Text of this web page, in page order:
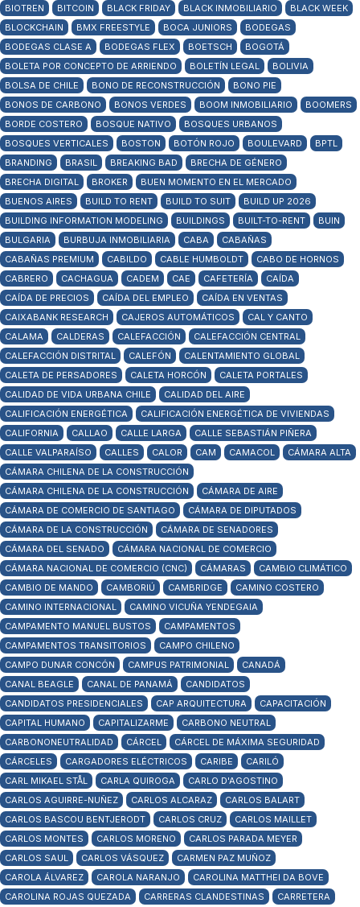
BIOTREN BITCOIN BLACK FRIDAY BLACK INMOBILIARIO
BLACK WEEK
BLOCKCHAIN
BMX FREESTYLE BOCA JUNIORS
BODEGAS
BODEGAS CLASE A
BODEGAS FLEX BOETSCH
BOGOTÁ
BOLETA POR CONCEPTO DE ARRIENDO
BOLETÍN LEGAL
BOLIVIA
BOLSA DE CHILE
BONO DE RECONSTRUCCIÓN
BONO PIE
BONOS DE CARBONO
BONOS VERDES BOOM INMOBILIARIO
BOOMERS
BORDE COSTERO
BOSQUE NATIVO
BOSQUES URBANOS
BOSQUES VERTICALES
BOSTON BOTÓN ROJO BOULEVARD
BPTL
BRANDING
BRASIL BREAKING BAD
BRECHA DE GÉNERO
BRECHA DIGITAL
BROKER
BUEN MOMENTO EN EL MERCADO
BUENOS AIRES
BUILD TO RENT BUILD TO SUIT
BUILD UP 2026
BUILDING INFORMATION MODELING
BUILDINGS BUILT-TO-RENT
BUIN
BULGARIA
BURBUJA INMOBILIARIA CABA
CABAÑAS
CABAÑAS PREMIUM
CABILDO CABLE HUMBOLDT
CABO DE HORNOS
CABRERO
CACHAGUA CADEM CAE CAFETERÍA
CAÍDA
CAÍDA DE PRECIOS
CAÍDA DEL EMPLEO
CAÍDA EN VENTAS
CAIXABANK RESEARCH
CAJEROS AUTOMÁTICOS
CAL Y CANTO
CALAMA
CALDERAS CALEFACCIÓN
CALEFACCIÓN CENTRAL
CALEFACCIÓN DISTRITAL
CALEFÓN
CALENTAMIENTO GLOBAL
CALETA DE PERSADORES
CALETA HORCÓN
CALETA PORTALES
CALIDAD DE VIDA URBANA CHILE
CALIDAD DEL AIRE
CALIFICACIÓN ENERGÉTICA
CALIFICACIÓN ENERGÉTICA DE VIVIENDAS
CALIFORNIA
CALLAO CALLE LARGA
CALLE SEBASTIÁN PIÑERA
CALLE VALPARAÍSO
CALLES CALOR CAM CAMACOL
CÁMARA ALTA
CÁMARA CHILENA DE LA CONSTRUCCIÓN
CÁMARA CHILENA DE LA CONSTRUCCIÓN
CÁMARA DE AIRE
CÁMARA DE COMERCIO DE SANTIAGO
CÁMARA DE DIPUTADOS
CÁMARA DE LA CONSTRUCCIÓN
CÁMARA DE SENADORES
CÁMARA DEL SENADO
CÁMARA NACIONAL DE COMERCIO
CÁMARA NACIONAL DE COMERCIO (CNC)
CÁMARAS
CAMBIO CLIMÁTICO
CAMBIO DE MANDO
CAMBORIÚ CAMBRIDGE
CAMINO COSTERO
CAMINO INTERNACIONAL
CAMINO VICUÑA YENDEGAIA
CAMPAMENTO MANUEL BUSTOS
CAMPAMENTOS
CAMPAMENTOS TRANSITORIOS
CAMPO CHILENO
CAMPO DUNAR CONCÓN
CAMPUS PATRIMONIAL
CANADÁ
CANAL BEAGLE
CANAL DE PANAMÁ
CANDIDATOS
CANDIDATOS PRESIDENCIALES
CAP ARQUITECTURA
CAPACITACIÓN
CAPITAL HUMANO
CAPITALIZARME
CARBONO NEUTRAL
CARBONONEUTRALIDAD
CÁRCEL
CÁRCEL DE MÁXIMA SEGURIDAD
CÁRCELES
CARGADORES ELÉCTRICOS CARIBE
CARILÓ
CARL MIKAEL STÅL
CARLA QUIROGA
CARLO D'AGOSTINO
CARLOS AGUIRRE-NUÑEZ
CARLOS ALCARAZ
CARLOS BALART
CARLOS BASCOU BENTJERODT
CARLOS CRUZ
CARLOS MAILLET
CARLOS MONTES
CARLOS MORENO
CARLOS PARADA MEYER
CARLOS SAUL
CARLOS VÁSQUEZ
CARMEN PAZ MUÑOZ
CAROLA ÁLVAREZ
CAROLA NARANJO
CAROLINA MATTHEI DA BOVE
CAROLINA ROJAS QUEZADA
CARRERAS CLANDESTINAS
CARRETERA